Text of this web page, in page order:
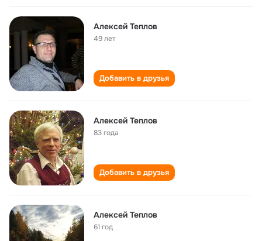
Алексей Теплов
49 лет
Добавить в друзья
Алексей Теплов
83 года
Добавить в друзья
Алексей Теплов
61 год